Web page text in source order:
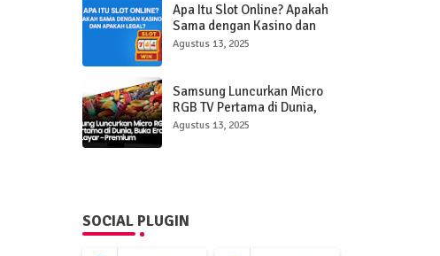
Apa Itu Slot Online? Apakah
Sama dengan Kasino dan
Apakah Legal?
Agustus 13, 2025
Samsung Luncurkan Micro
RGB TV Pertama di Dunia,
Buka Era Baru Layar Ultra-
Agustus 13, 2025
SOCIAL PLUGIN